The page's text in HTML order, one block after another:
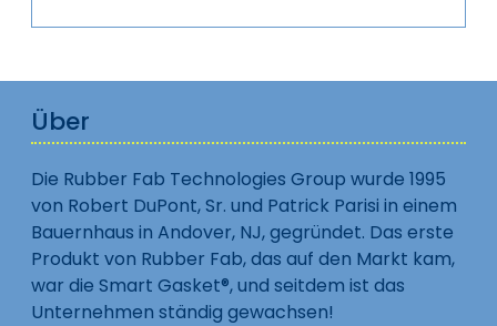
Über
Die Rubber Fab Technologies Group wurde 1995
von Robert DuPont, Sr. und Patrick Parisi in einem
Bauernhaus in Andover, NJ, gegründet. Das erste
Produkt von Rubber Fab, das auf den Markt kam,
war die Smart Gasket®, und seitdem ist das
Unternehmen ständig gewachsen!